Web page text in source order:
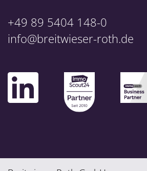
+49 89 5404 148-0
info@breitwieser-roth.de